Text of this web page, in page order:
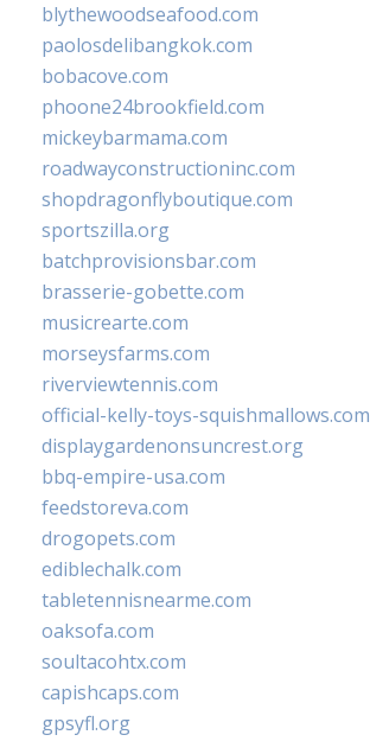
blythewoodseafood.com
paolosdelibangkok.com
bobacove.com
phoone24brookfield.com
mickeybarmama.com
roadwayconstructioninc.com
shopdragonflyboutique.com
sportszilla.org
batchprovisionsbar.com
brasserie-gobette.com
musicrearte.com
morseysfarms.com
riverviewtennis.com
official-kelly-toys-squishmallows.com
displaygardenonsuncrest.org
bbq-empire-usa.com
feedstoreva.com
drogopets.com
ediblechalk.com
tabletennisnearme.com
oaksofa.com
soultacohtx.com
capishcaps.com
gpsyfl.org